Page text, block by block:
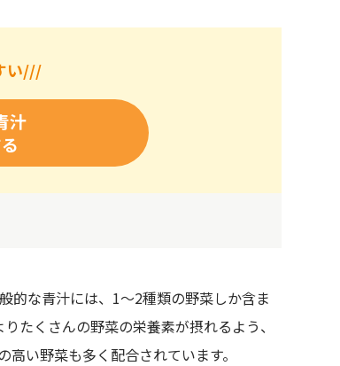
い///
汁
的な青汁には、1〜2種類の野菜しか含ま
たくさんの野菜の栄養素が摂れるよう、
い野菜も多く配合されています。